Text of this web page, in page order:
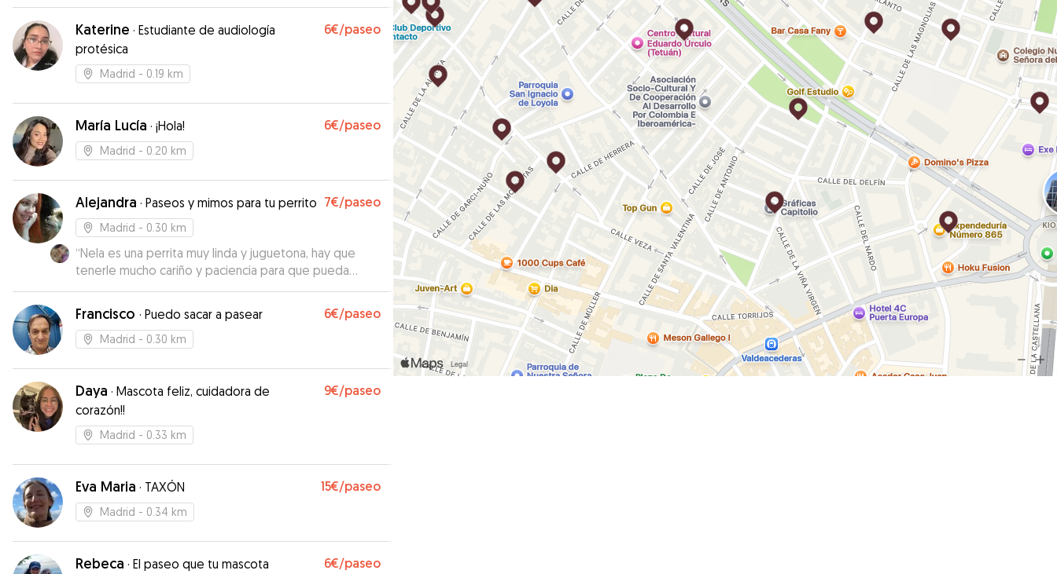
Katerine · Estudiante de audiología
protésica
6€/paseo
Madrid - 0.19 km
María Lucía · ¡Hola! 6€/paseo
Madrid - 0.20 km
Alejandra · Paseos y mimos para tu perrito 7€/paseo
Madrid - 0.30 km
“Nela es una perrita muy linda y juguetona, hay que
tenerle mucho cariño y paciencia para que pueda
sentirse como en casa ☺️”
Francisco · Puedo sacar a pasear 6€/paseo
Madrid - 0.30 km
Daya · Mascota feliz, cuidadora de
corazón!!
9€/paseo
Madrid - 0.33 km
Eva Maria · TAXÓN 15€/paseo
Madrid - 0.34 km
Rebeca · El paseo que tu mascota
6€/paseo